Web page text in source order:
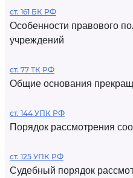
ст. 161 БК РФ
Особенности правового
учреждений
ст. 77 ТК РФ
Общие основания
ст. 144 УПК РФ
Порядок рассмотрения
ст. 125 УПК РФ
Судебный порядок